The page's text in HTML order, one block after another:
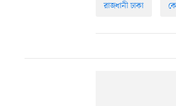
রাজধানী ঢাকা